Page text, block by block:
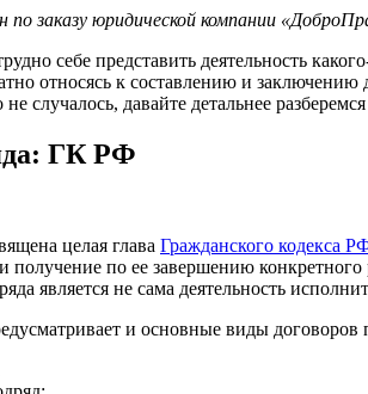
заказу юридической компании
себе представить деятельность
относясь к составлению и
случалось, давайте детальнее
ГК РФ
целая глава Гражданского кодекса
по ее завершению конкретного
является не сама деятельность
и основные виды договоров